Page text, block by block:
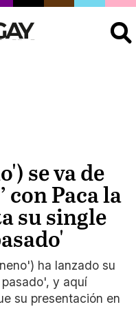
se va de
con Paca la
su single
ha lanzado su
y aquí
su presentación en